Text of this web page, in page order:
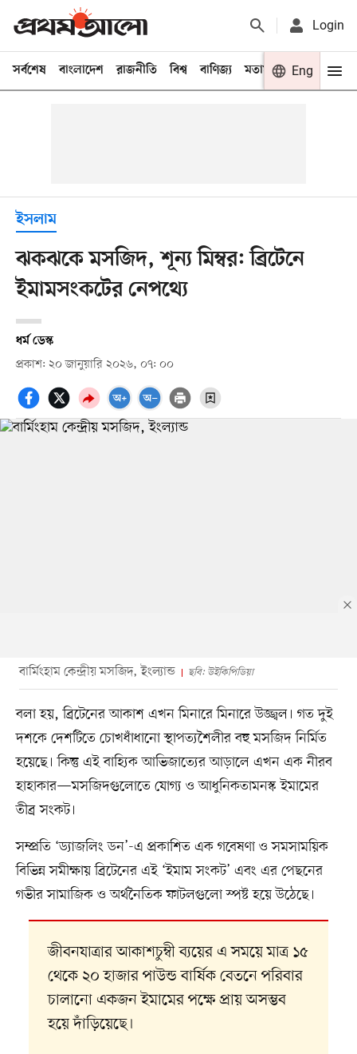
Login
সর্বশেষ বাংলাদেশ রাজনীতি বিশ্ব বাণিজ্য মতামত খেলা
Eng
ইসলাম
ঝকঝকে মসজিদ, শূন্য মিম্বর: ব্রিটেনে
ইমামসংকটের নেপথ্যে
ধর্ম ডেস্ক
প্রকাশ: ২০ জানুয়ারি ২০২৬, ০৭: ০০
বার্মিংহাম কেন্দ্রীয় মসজিদ, ইংল্যান্ড ছবি: উইকিপিডিয়া
বলা হয়, ব্রিটেনের আকাশ এখন মিনারে মিনারে উজ্জ্বল। গত দুই
দশকে দেশটিতে চোখধাঁধানো স্থাপত্যশৈলীর বহু মসজিদ নির্মিত
হয়েছে। কিন্তু এই বাহ্যিক আভিজাত্যের আড়ালে এখন এক নীরব
হাহাকার—মসজিদগুলোতে যোগ্য ও আধুনিকতামনস্ক ইমামের
তীব্র সংকট।
সম্প্রতি ‘ড্যাজলিং ডন’-এ প্রকাশিত এক গবেষণা ও সমসাময়িক
বিভিন্ন সমীক্ষায় ব্রিটেনের এই ‘ইমাম সংকট’ এবং এর পেছনের
গভীর সামাজিক ও অর্থনৈতিক ফাটলগুলো স্পষ্ট হয়ে উঠেছে।
জীবনযাত্রার আকাশচুম্বী ব্যয়ের এ সময়ে মাত্র ১৫
থেকে ২০ হাজার পাউন্ড বার্ষিক বেতনে পরিবার
চালানো একজন ইমামের পক্ষে প্রায় অসম্ভব
হয়ে দাঁড়িয়েছে।